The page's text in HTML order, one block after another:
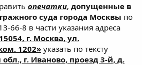
опечатки, допущенные в
суда города Москвы по
66-8 в части указания адреса
г. Москва, ул.
1202» указать по тексту
г. Иваново, проезд 3-й, д.